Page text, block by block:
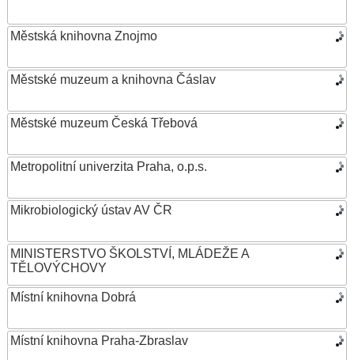
Městská knihovna Znojmo
Městské muzeum a knihovna Čáslav
Městské muzeum Česká Třebová
Metropolitní univerzita Praha, o.p.s.
Mikrobiologický ústav AV ČR
MINISTERSTVO ŠKOLSTVÍ, MLÁDEŽE A
TĚLOVÝCHOVY
Místní knihovna Dobrá
Místní knihovna Praha-Zbraslav